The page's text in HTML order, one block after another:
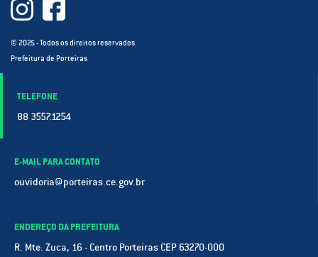
© 2025 - Todos os direitos reservados
Prefeitura de Porteiras
TELEFONE
88 3557.1254
E-MAIL PARA CONTATO
ouvidoria@porteiras.ce.gov.br
ENDEREÇO DA PREFEITURA
R. Mte. Zuca, 16 - Centro Porteiras CEP 63270-000